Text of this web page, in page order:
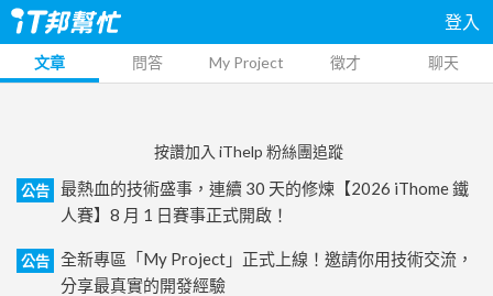
登入
文章 問答 My Project 徵才 聊天
按讚加入 iThelp 粉絲團追蹤
公告
最熱血的技術盛事，連續 30 天的修煉【2026 iThome 鐵
人賽】8 月 1 日賽事正式開啟！
公告
全新專區「My Project」正式上線！邀請你用技術交流，
分享最真實的開發經驗